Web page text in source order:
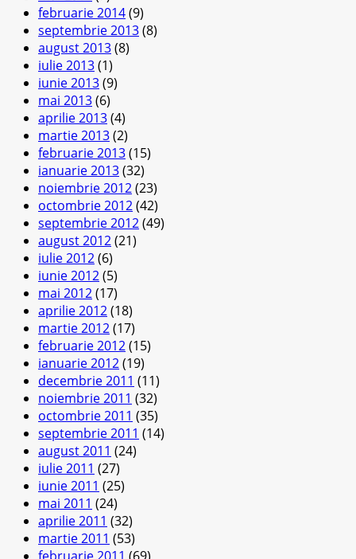
februarie 2014(9)
septembrie 2013(8)
august 2013(8)
iulie 2013(1)
iunie 2013(9)
mai 2013(6)
aprilie 2013(4)
martie 2013(2)
februarie 2013(15)
ianuarie 2013(32)
noiembrie 2012(23)
octombrie 2012(42)
septembrie 2012(49)
august 2012(21)
iulie 2012(6)
iunie 2012(5)
mai 2012(17)
aprilie 2012(18)
martie 2012(17)
februarie 2012(15)
ianuarie 2012(19)
decembrie 2011 (11)
noiembrie 2011 (32)
octombrie 2011 (35)
septembrie 2011 (14)
august 2011 (24)
iulie 2011 (27)
iunie 2011 (25)
mai 2011 (24)
aprilie 2011 (32)
martie 2011 (53)